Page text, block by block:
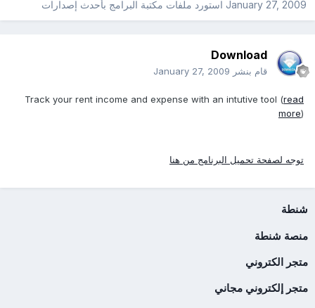
January 27, 2009استورد ملفات مكتبة البرامج بأحدث إصدارات
Download
قام بنشر January 27, 2009
Track your rent income and expense with an intutive tool (read
more
توجه لصفحة تحميل البرنامج من هنا
شنطة
منصة شنطة
متجر الكتروني
متجر إلكتروني مجاني